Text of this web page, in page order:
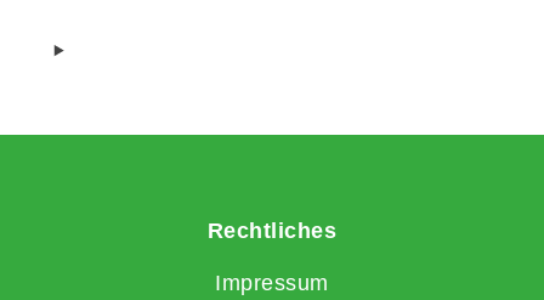
Rechtliches
Impressum